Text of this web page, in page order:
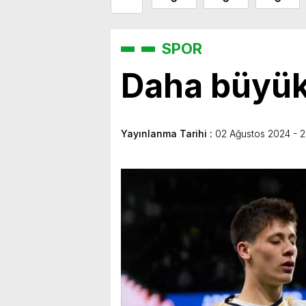
SPOR
Daha
Yayınlanma Tarihi : 02 Ağustos 2024 -